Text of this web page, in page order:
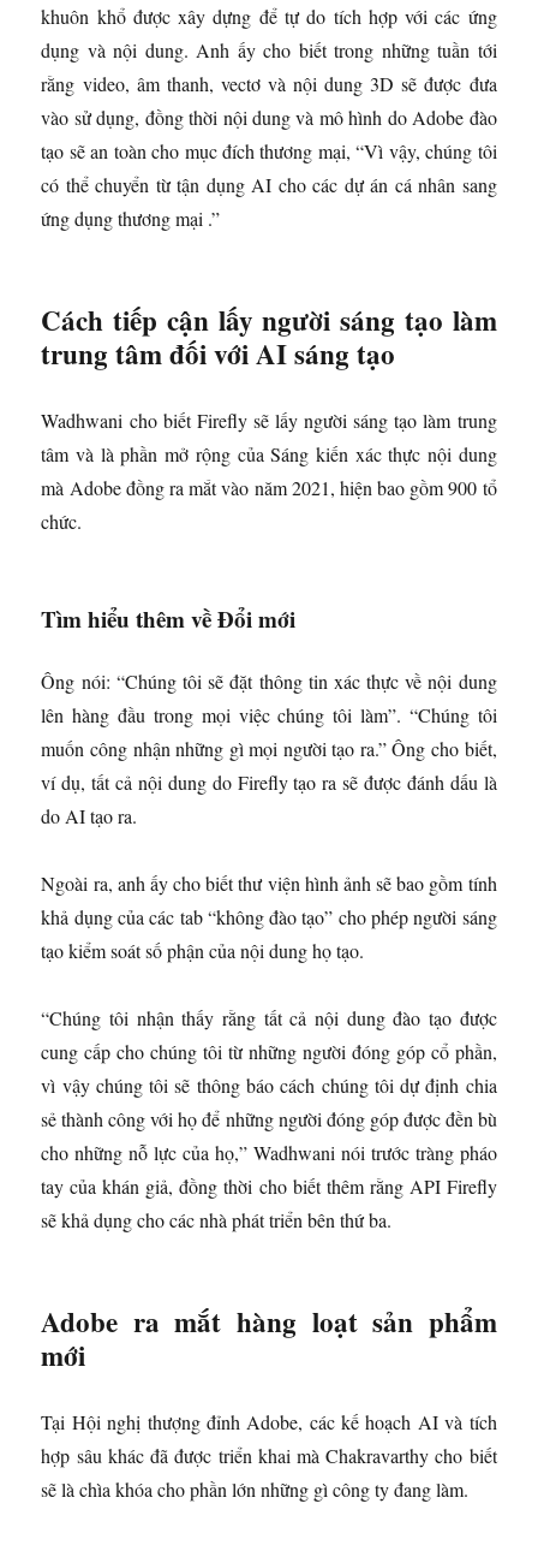
khuôn khổ được xây dựng để tự do tích hợp với các ứng
dụng và nội dung. Anh ấy cho biết trong những tuần tới
rằng video, âm thanh, vectơ và nội dung 3D sẽ được đưa
vào sử dụng, đồng thời nội dung và mô hình do Adobe đào
tạo sẽ an toàn cho mục đích thương mại, “Vì vậy, chúng tôi
có thể chuyển từ tận dụng AI cho các dự án cá nhân sang
ứng dụng thương mại .”
Cách tiếp cận lấy người sáng tạo làm
trung tâm đối với AI sáng tạo
Wadhwani cho biết Firefly sẽ lấy người sáng tạo làm trung
tâm và là phần mở rộng của Sáng kiến ​​xác thực nội dung
mà Adobe đồng ra mắt vào năm 2021, hiện bao gồm 900 tổ
chức.
Tìm hiểu thêm về Đổi mới
Ông nói: “Chúng tôi sẽ đặt thông tin xác thực về nội dung
lên hàng đầu trong mọi việc chúng tôi làm”. “Chúng tôi
muốn công nhận những gì mọi người tạo ra.” Ông cho biết,
ví dụ, tất cả nội dung do Firefly tạo ra sẽ được đánh dấu là
do AI tạo ra.
Ngoài ra, anh ấy cho biết thư viện hình ảnh sẽ bao gồm tính
khả dụng của các tab “không đào tạo” cho phép người sáng
tạo kiểm soát số phận của nội dung họ tạo.
“Chúng tôi nhận thấy rằng tất cả nội dung đào tạo được
cung cấp cho chúng tôi từ những người đóng góp cổ phần,
vì vậy chúng tôi sẽ thông báo cách chúng tôi dự định chia
sẻ thành công với họ để những người đóng góp được đền bù
cho những nỗ lực của họ,” Wadhwani nói trước tràng pháo
tay của khán giả, đồng thời cho biết thêm rằng API Firefly
sẽ khả dụng cho các nhà phát triển bên thứ ba.
Adobe ra mắt hàng loạt sản phẩm
mới
Tại Hội nghị thượng đỉnh Adobe, các kế hoạch AI và tích
hợp sâu khác đã được triển khai mà Chakravarthy cho biết
sẽ là chìa khóa cho phần lớn những gì công ty đang làm.